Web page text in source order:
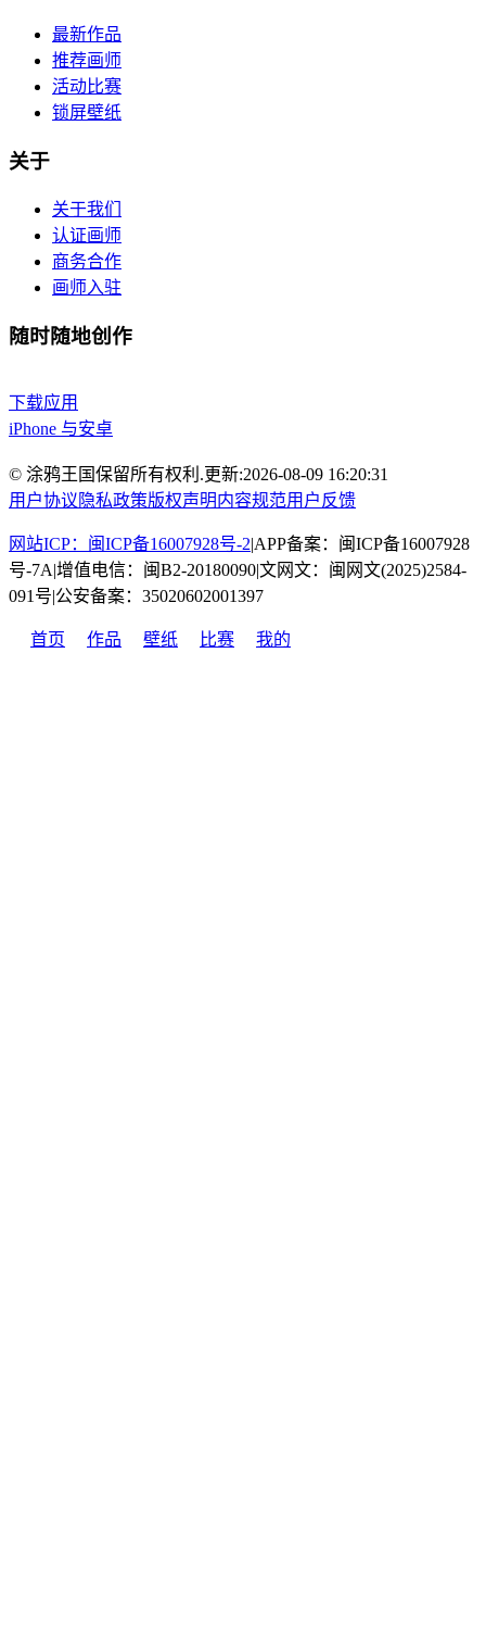
最新作品
推荐画师
活动比赛
锁屏壁纸
关于
关于我们
认证画师
商务合作
画师入驻
随时随地创作
下载应用
iPhone 与安卓
© 涂鸦王国保留所有权利.更新:2026-08-09 16:20:31
用户协议 隐私政策版权声明内容规范用户反馈
网站ICP：闽ICP备16007928号-2|APP备案：闽ICP备16007928
号-7A|增值电信：闽B2-20180090|文网文：闽网文(2025)2584-
091号|公安备案：35020602001397
首页 作品 壁纸 比赛 我的